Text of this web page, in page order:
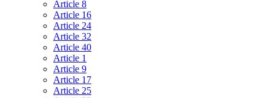
Article 8
Article 16
Article 24
Article 32
Article 40
Article 1
Article 9
Article 17
Article 25